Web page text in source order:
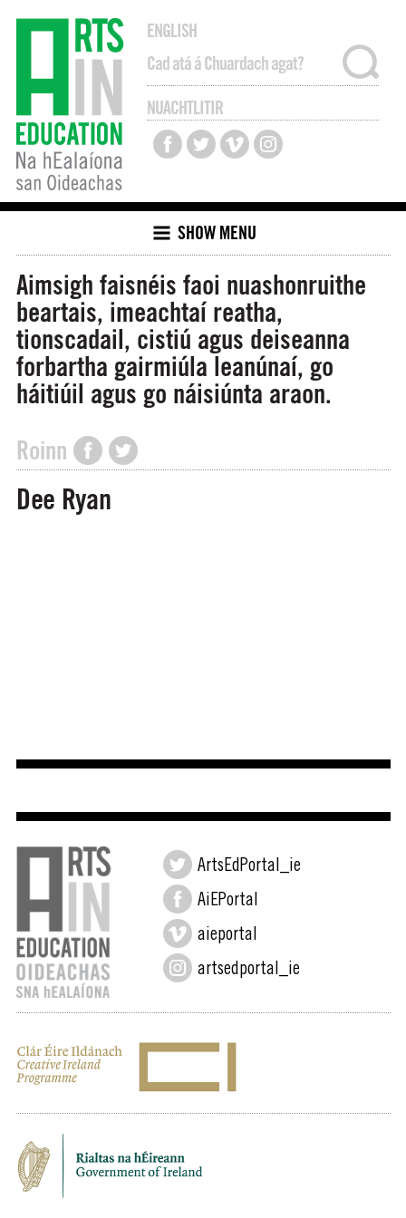
ENGLISH
NUACHTLITIR
SHOW MENU
Aimsigh faisnéis faoi nuashonruithe
beartais, imeachtaí reatha,
tionscadail, cistiú agus deiseanna
forbartha gairmiúla leanúnaí, go
háitiúil agus go náisiúnta araon.
Roinn
Dee Ryan
ArtsEdPortal_ie
AiEPortal
aieportal
artsedportal_ie